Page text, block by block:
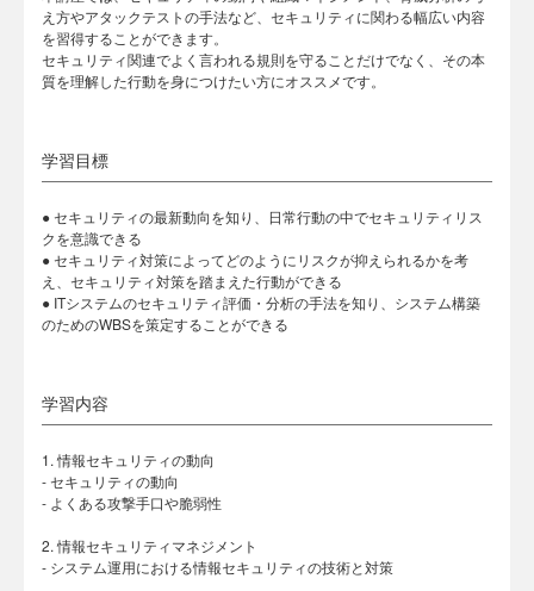
え方やアタックテストの手法など、セキュリティに関わる幅広い内容
を習得することができます。
セキュリティ関連でよく言われる規則を守ることだけでなく、その本
質を理解した行動を身につけたい方にオススメです。
学習目標
● セキュリティの最新動向を知り、日常行動の中でセキュリティリス
クを意識できる
● セキュリティ対策によってどのようにリスクが抑えられるかを考
え、セキュリティ対策を踏まえた行動ができる
● ITシステムのセキュリティ評価・分析の手法を知り、システム構築
のためのWBSを策定することができる
学習内容
1. 情報セキュリティの動向
- セキュリティの動向
- よくある攻撃手口や脆弱性
2. 情報セキュリティマネジメント
- システム運用における情報セキュリティの技術と対策